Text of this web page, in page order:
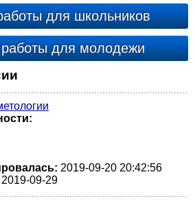
для школьников
работы для молодежи
2019-09-20 20:42:56
2019-09-29